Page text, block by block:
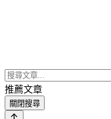
推薦文章
關閉搜尋